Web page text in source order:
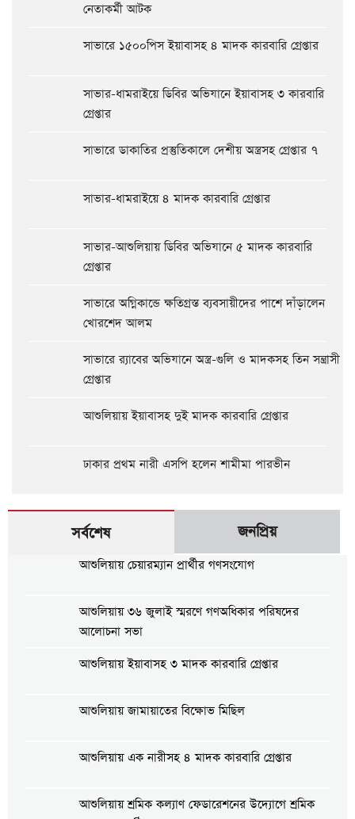
নেতাকর্মী আটক
সাভারে ১৫০০পিস ইয়াবাসহ ৪ মাদক কারবারি গ্রেপ্তার
সাভার-ধামরাইয়ে ডিবির অভিযানে ইয়াবাসহ ৩ কারবারি
গ্রেপ্তার
সাভারে ডাকাতির প্রস্তুতিকালে দেশীয় অস্ত্রসহ গ্রেপ্তার ৭
সাভার-ধামরাইয়ে ৪ মাদক কারবারি গ্রেপ্তার
সাভার-আশুলিয়ায় ডিবির অভিযানে ৫ মাদক কারবারি
গ্রেপ্তার
সাভারে অগ্নিকান্ডে ক্ষতিগ্রস্ত ব্যবসায়ীদের পাশে দাঁড়ালেন
খোরশেদ আলম
সাভারে র‍্যাবের অভিযানে অস্ত্র-গুলি ও মাদকসহ তিন সন্ত্রাসী
গ্রেপ্তার
আশুলিয়ায় ইয়াবাসহ দুই মাদক কারবারি গ্রেপ্তার
ঢাকার প্রথম নারী এসপি হলেন শামীমা পারভীন
সর্বশেষ জনপ্রিয়
আশুলিয়ায় চেয়ারম্যান প্রার্থীর গণসংযোগ
আশুলিয়ায় ৩৬ জুলাই স্মরণে গণঅধিকার পরিষদের
আলোচনা সভা
আশুলিয়ায় ইয়াবাসহ ৩ মাদক কারবারি গ্রেপ্তার
আশুলিয়ায় জামায়াতের বিক্ষোভ মিছিল
আশুলিয়ায় এক নারীসহ ৪ মাদক কারবারি গ্রেপ্তার
আশুলিয়ায় শ্রমিক কল্যাণ ফেডারেশনের উদ্যোগে শ্রমিক